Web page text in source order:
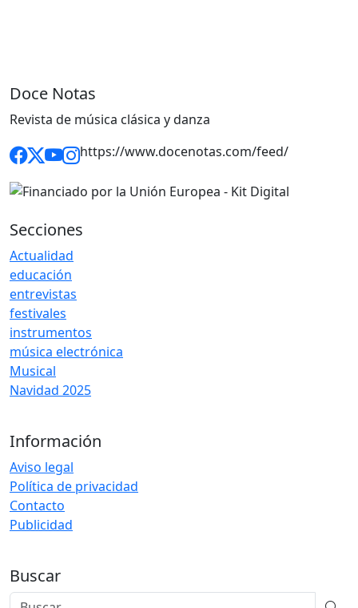
Doce Notas
Revista de música clásica y danza
https://www.docenotas.com/feed/
Secciones
Actualidad
educación
entrevistas
festivales
instrumentos
música electrónica
Musical
Navidad 2025
Información
Aviso legal
Política de privacidad
Contacto
Publicidad
Buscar